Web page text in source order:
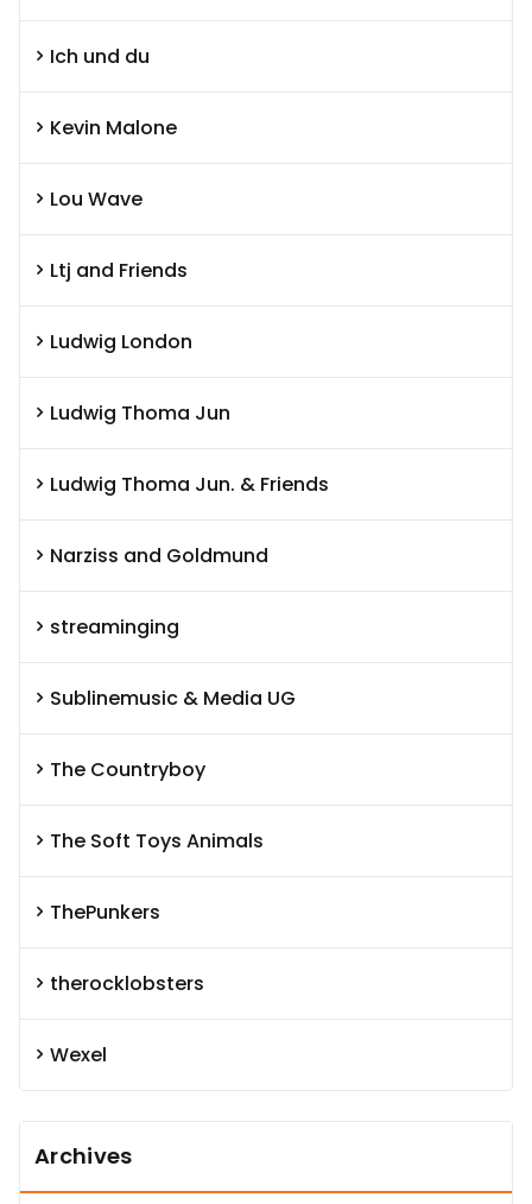
Ich und du
Kevin Malone
Lou Wave
Ltj and Friends
Ludwig London
Ludwig Thoma Jun
Ludwig Thoma Jun. & Friends
Narziss and Goldmund
streaminging
Sublinemusic & Media UG
The Countryboy
The Soft Toys Animals
ThePunkers
therocklobsters
Wexel
Archives